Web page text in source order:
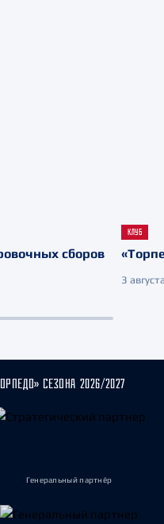
сборов
КЛУБ
3
СЕЗОНА 2026/2027
Генеральный партнёр